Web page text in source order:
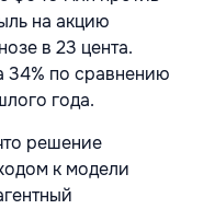
на акцию
в 23 цента.
34% по сравнению
года.
решение
к модели